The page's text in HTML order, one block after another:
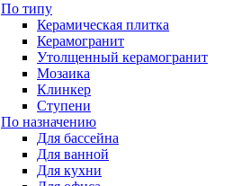
По типу
Керамическая плитка
Керамогранит
Утолщенный керамогранит
Мозаика
Клинкер
Ступени
По назначению
Для бассейна
Для ванной
Для кухни